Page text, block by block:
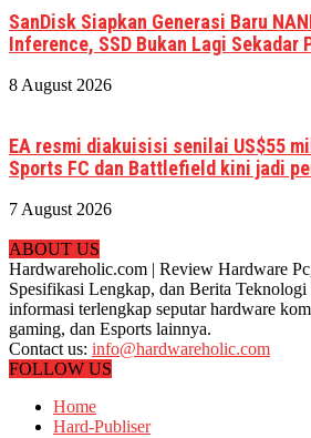
SanDisk Siapkan Generasi Baru
Inference, SSD Bukan Lagi Sekadar
8 August 2026
EA resmi diakuisisi senilai US$55
Sports FC dan Battlefield kini jadi
7 August 2026
ABOUT US
Hardwareholic.com | Review Hardware
Spesifikasi Lengkap, dan Berita
informasi terlengkap seputar hardware
gaming, dan Esports lainnya.
Contact us: info@hardwareholic.com
FOLLOW US
Home
Hard-Publiser